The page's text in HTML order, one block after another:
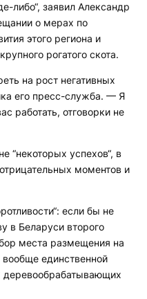
либо“, заявил Александр
о мерах по
этого региона и
рогатого скота.
на рост негативных
его пресс-служба. — Я
работать, отговорки не
“некоторых успехов“, в
моментов и
если бы не
в Беларуси второго
места размещения на
единственной
деревообрабатывающих